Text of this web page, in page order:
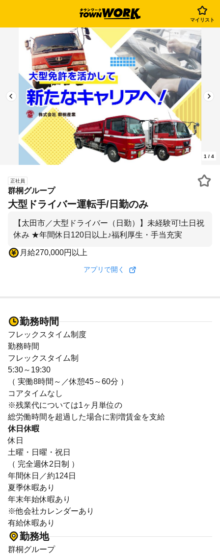
マイリスト
1 / 4
正社員
群桐グループ
大型ドライバー運転手/日勤のみ
【太田市／大型ドライバー（日勤）】未経験可!土日祝
休み ★年間休日120日以上♪福利厚生・手当充実
月給270,000円以上
アプリで開く
勤務時間
フレックスタイム制度
勤務時間
フレックスタイム制
5:30～19:30
（ 実働8時間～／休憩45～60分 ）
コアタイムなし
※残業代については1ヶ月単位の
総労働時間を超過した場合に割増賃金を支給
休日休暇
休日
土曜・日曜・祝日
（ 完全週休2日制 ）
年間休日／約124日
夏季休暇あり
年末年始休暇あり
※他会社カレンダーあり
有給休暇あり
勤務地
群桐グループ